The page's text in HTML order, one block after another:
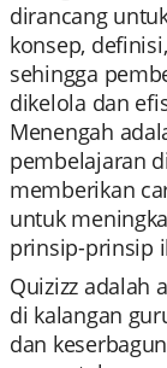
dirancang
konsep,
sehingga
dikelola dan
Menengah
pembelajaran
memberikan
untuk
prinsip-prinsip
Quizizz adalah
di kalangan
dan